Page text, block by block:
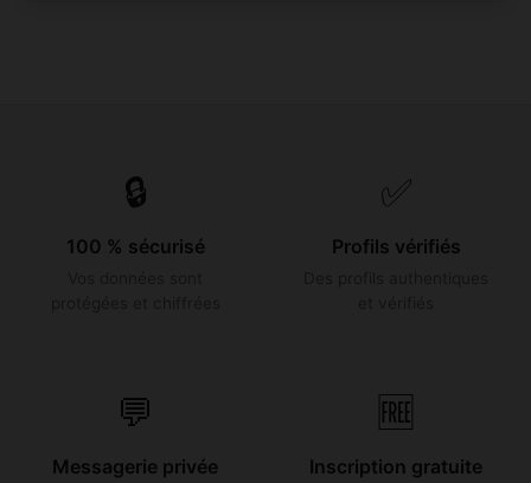
🔒
100 % sécurisé
✅
Profils vérifiés
💬
Messagerie privée
🆓
Inscription gratuite